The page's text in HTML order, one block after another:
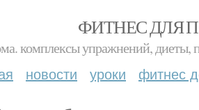
ФИТНЕС ДЛЯ
комплексы упражнений, диеты,
новости уроки фитнес